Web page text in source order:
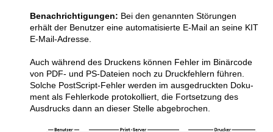
Benachrichtigungen: Bei den genannten Störungen
erhält der Benutzer eine auto­mati­sierte E-Mail an seine KIT
E-Mail-Adresse.
Auch während des Druckens können Fehler im Binär­code
von PDF- und PS-Dateien noch zu Druck­fehlern führen.
Solche Post­Script-Fehler werden im ausge­druckten Doku­
ment als Fehler­kode proto­kolliert, die Fort­setzung des
Ausdrucks dann an dieser Stelle abgebrochen.